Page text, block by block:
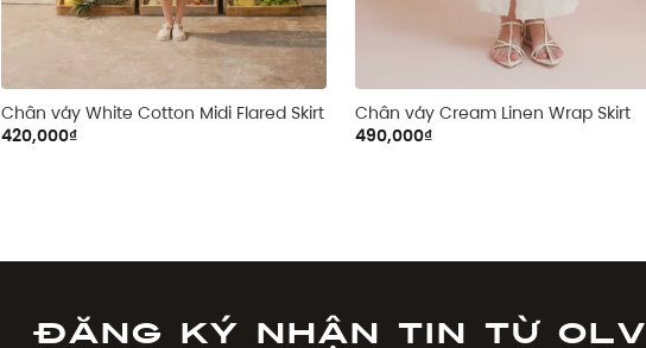
Chân váy White Cotton Midi Flared Skirt
420,000₫
Chân váy Cream Linen Wrap Skirt
490,000₫
Đăng ký nhận tin từ OLV